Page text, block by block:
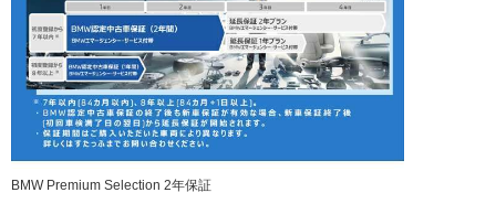
BMW Premium Selection 2年保証